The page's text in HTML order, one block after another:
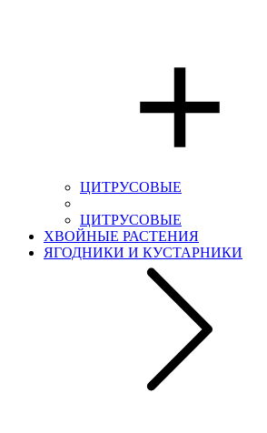
ЦИТРУСОВЫЕ
ЦИТРУСОВЫЕ
ХВОЙНЫЕ РАСТЕНИЯ
ЯГОДНИКИ И КУСТАРНИКИ